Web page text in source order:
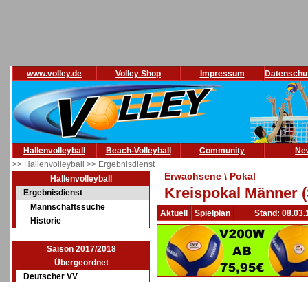
www.volley.de Volley Shop Impressum
Hallenvolleyball Beach-Volleyball Community
>> Hallenvolleyball >> Ergebnisdienst
Hallenvolleyball
Ergebnisdienst
Mannschaftssuche
Historie
Saison 2017/2018
Übergeordnet
Deutscher VV
Erwachsene \ Pokal
Kreispokal Männer
Aktuell Spielplan Stand: